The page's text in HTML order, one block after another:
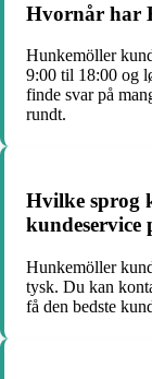
Hvornår har
Hunkemöller
9:00 til 18:00 og
finde svar på
rundt.
Hvilke sprog
kundeservice
Hunkemöller
tysk. Du kan
få den bedste